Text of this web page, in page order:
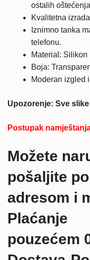
ostalih oštećenja
Kvalitetna izrada
Iznimno tanka
telefonu.
Material: Silikon
Boja:
Moderan izgled
Upozorenje: Sve
Postupak
Možete
pošaljite
adresom i
Plaćanje
pouzećem